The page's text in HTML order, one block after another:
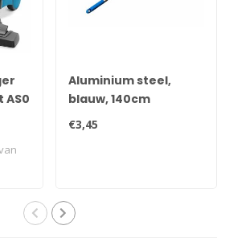
AS0
Aluminium steel,
blauw, 140cm
€3,45